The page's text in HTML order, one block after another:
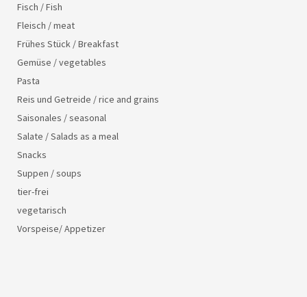
Fisch / Fish
Fleisch / meat
Frühes Stück / Breakfast
Gemüse / vegetables
Pasta
Reis und Getreide / rice and grains
Saisonales / seasonal
Salate / Salads as a meal
Snacks
Suppen / soups
tier-frei
vegetarisch
Vorspeise/ Appetizer